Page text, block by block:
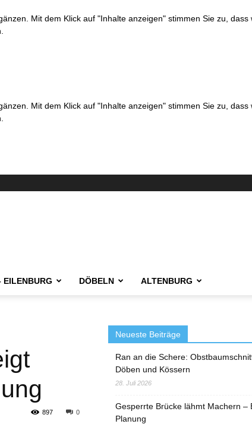
Mit dem Klick auf "Inhalte anzeigen" stimmen Sie zu,
Mit dem Klick auf "Inhalte anzeigen" stimmen Sie zu,
EILENBURG DÖBELN ALTENBURG
0
897
Neueste Beiträge
Ran an die Schere:
Döben und Kössern
28. Juli 2026
Gesperrte Brücke lähmt Machern –
Planung